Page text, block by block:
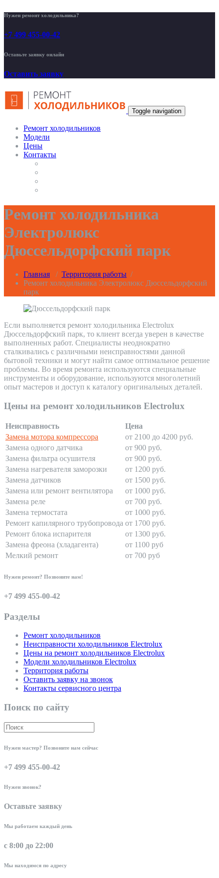
Нужен ремонт холодильника?
+7 499 455-00-42
Оставьте заявку онлайн
Оставить заявку
Toggle navigation
Ремонт холодильников
Модели
Цены
Контакты
Ремонт холодильника
Электролюкс
Дюссельдорфский парк
Главная / Территория работы /
Ремонт холодильника Электролюкс Дюссельдорфский
парк
Если выполняется ремонт холодильника Electrolux
Дюссельдорфский парк, то клиент всегда уверен в качестве
выполненных работ. Специалисты неоднократно
сталкивались с различными неисправностями данной
бытовой техники и могут найти самое оптимальное решение
проблемы. Во время ремонта используются специальные
инструменты и оборудование, используются многолетний
опыт мастеров и доступ к каталогу оригинальных деталей.
Цены на ремонт холодильников Electrolux
Неисправность
Цена
Замена мотора компрессора
от 2100 до 4200 руб.
Замена одного датчика
от 900 руб.
Замена фильтра осушителя
от 900 руб.
Замена нагревателя заморозки
от 1200 руб.
Замена датчиков
от 1500 руб.
Замена или ремонт вентилятора
от 1000 руб.
Замена реле
от 700 руб.
Замена термостата
от 1000 руб.
Ремонт капилярного трубопровода от 1700 руб.
Ремонт блока испарителя
от 1300 руб.
Замена фреона (хладагента)
от 1100 руб
Мелкий ремонт
от 700 руб
Нужен ремонт? Позвоните нам!
+7 499 455-00-42
Разделы
Ремонт холодильников
Неисправности холодильников Electrolux
Цены на ремонт холодильников Electrolux
Модели холодильников Electrolux
Территория работы
Оставить заявку на звонок
Контакты сервисного центра
Поиск по сайту
Нужен мастер? Позвоните нам сейчас
+7 499 455-00-42
Нужен звонок?
Оставьте заявку
Мы работаем каждый день
с 8:00 до 22:00
Мы находимся по адресу